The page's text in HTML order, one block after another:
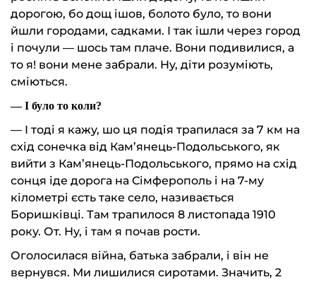
дорогою, бо дощ ішов, болото було, то вони
йшли городами, садками. І так ішли через город
і почули — шось там плаче. Вони подивилися, а
то я! вони мене забрали. Ну, діти розуміють,
сміються.
— І було то коли?
— І тоді я кажу, шо ця подія трапилася за 7 км на
схід сонечка від Кам’янець-Подольського, як
вийти з Кам’янець-Подольського, прямо на схід
сонця іде дорога на Сімферополь і на 7-му
кілометрі єсть таке село, називається
Боришківці. Там трапилося 8 листопада 1910
року. От. Ну, і там я почав рости.
Оголосилася війна, батька забрали, і він не
вернувся. Ми лишилися сиротами. Значить, 2